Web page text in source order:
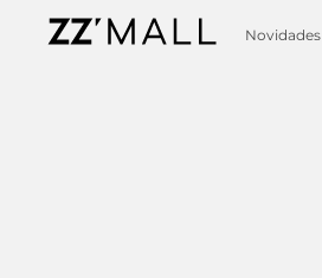
Novidades